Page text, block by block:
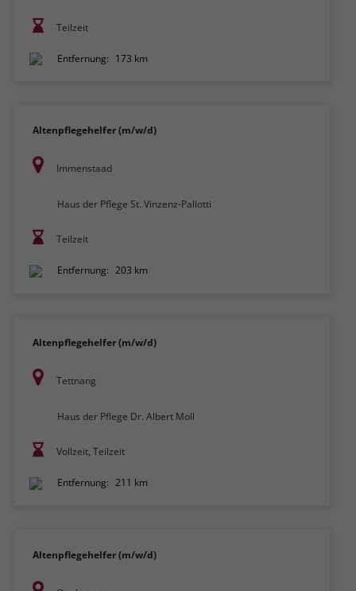
Teilzeit
Entfernung: 173 km
Altenpflegehelfer (m/w/d)
Immenstaad
Haus der Pflege St. Vinzenz-Pallotti
Teilzeit
Entfernung: 203 km
Altenpflegehelfer (m/w/d)
Tettnang
Haus der Pflege Dr. Albert Moll
Vollzeit, Teilzeit
Entfernung: 211 km
Altenpflegehelfer (m/w/d)